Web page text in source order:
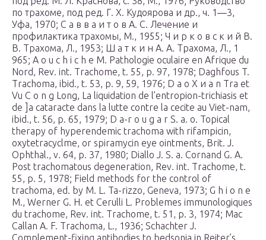
по трахоме, под ред. Г. X. Кудоярова и др., ч. 1—3,
Уфа, 1970; С а в в а и т о в А. С. Лечение и
профилактика трахомы, М., 1955; Ч и р к о в с к и й В.
В. Трахома, Л., 1953; Ш а т к и н А. А. Трахома, Л., 1
965; А о u с h i с h e М. Pathologie oculaire en Afrique du
Nord, Rev. int. Trachome, t. 55, p. 97, 1978; Daghfous T.
Trachoma, ibid., t. 53, p. 9, 59, 1976; D а о X и a n Tra et
Vu С o n g Long, La liquidation de l’entropion-trichiasis et
de ]a cataracte dans la lutte contre la cecite au Viet-nam,
ibid., t. 56, p. 65, 1979; D a-r о u g a r S. a. o. Topical
therapy of hyperendemic trachoma with rifampicin,
oxytetracyclme, or spiramycin eye ointments, Brit. J.
Ophthal., v. 64, p. 37, 1980; Diallo J. S. a. Cornand G. A.
Post trachomatous degeneration, Rev. int. Trachome, t.
55, p. 5, 1978; Field methods for the control of
trachoma, ed. by M. L. Ta-rizzo, Geneva, 1973; G h i o n e
М., Werner G. H. et Cerulli L. Problemes immunologiques
du trachome, Rev. int. Trachome, t. 51, p. 3, 1974; Mac
Callan A. F. Trachoma, L., 1936; Schachter J.
Complement-fixing antibodies to bedsonia in Reiter’s